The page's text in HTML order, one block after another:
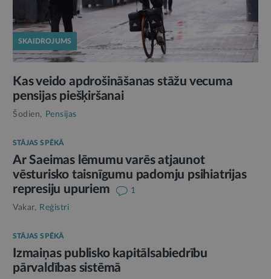
SKAIDROJUMS
Kas veido apdrošināšanas stāžu vecuma
pensijas piešķiršanai
Šodien, Pensijas
STĀJAS SPĒKĀ
Ar Saeimas lēmumu varēs atjaunot
vēsturisko taisnīgumu padomju psihiatrijas
represiju upuriem
1
Vakar, Reģistri
STĀJAS SPĒKĀ
Izmaiņas publisko kapitālsabiedrību
pārvaldības sistēmā